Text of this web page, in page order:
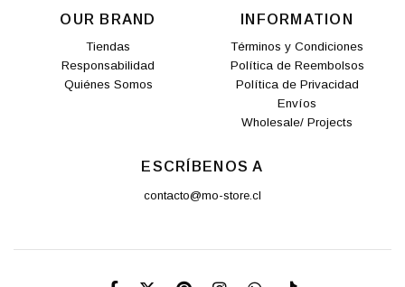
OUR BRAND
Tiendas
Responsabilidad
Quiénes Somos
INFORMATION
Términos y Condiciones
Política de Reembolsos
Política de Privacidad
Envíos
Wholesale/ Projects
ESCRÍBENOS A
contacto@mo-store.cl